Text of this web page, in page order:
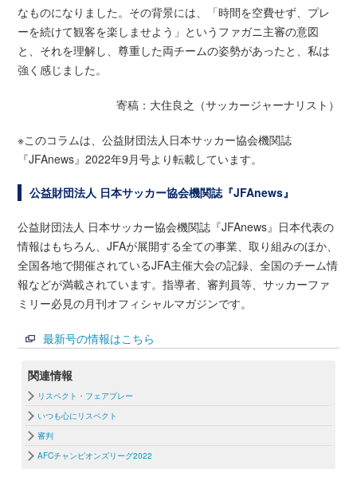
なものになりました。その背景には、「時間を空費せず、プレ
ーを続けて観客を楽しませよう」というファガニ主審の意図
と、それを理解し、尊重した両チームの姿勢があったと、私は
強く感じました。
寄稿：大住良之（サッカージャーナリスト）
※このコラムは、公益財団法人日本サッカー協会機関誌
『JFAnews』2022年9月号より転載しています。
公益財団法人 日本サッカー協会機関誌『JFAnews』
公益財団法人 日本サッカー協会機関誌『JFAnews』日本代表の
情報はもちろん、JFAが展開する全ての事業、取り組みのほか、
全国各地で開催されているJFA主催大会の記録、全国のチーム情
報などが満載されています。指導者、審判員等、サッカーファ
ミリー必見の月刊オフィシャルマガジンです。
最新号の情報はこちら
関連情報
リスペクト・フェアプレー
いつも心にリスペクト
審判
AFCチャンピオンズリーグ2022